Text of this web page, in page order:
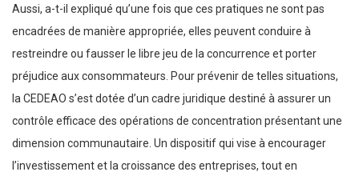
Aussi, a-t-il expliqué qu’une fois que ces pratiques ne sont pas
encadrées de manière appropriée, elles peuvent conduire à
restreindre ou fausser le libre jeu de la concurrence et porter
préjudice aux consommateurs. Pour prévenir de telles situations,
la CEDEAO s’est dotée d’un cadre juridique destiné à assurer un
contrôle efficace des opérations de concentration présentant une
dimension communautaire. Un dispositif qui vise à encourager
l’investissement et la croissance des entreprises, tout en